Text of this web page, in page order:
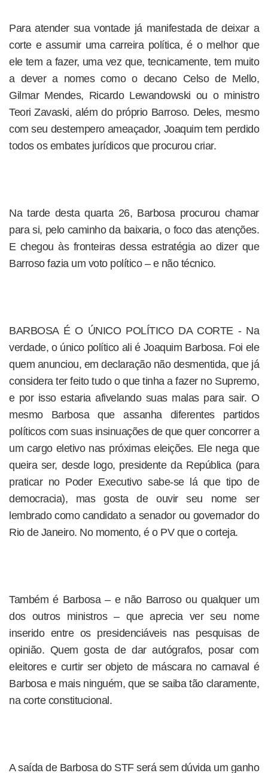
Para atender sua vontade já manifestada de deixar a
corte e assumir uma carreira política, é o melhor que
ele tem a fazer, uma vez que, tecnicamente, tem muito
a dever a nomes como o decano Celso de Mello,
Gilmar Mendes, Ricardo Lewandowski ou o ministro
Teori Zavaski, além do próprio Barroso. Deles, mesmo
com seu destempero ameaçador, Joaquim tem perdido
todos os embates jurídicos que procurou criar.
Na tarde desta quarta 26, Barbosa procurou chamar
para si, pelo caminho da baixaria, o foco das atenções.
E chegou às fronteiras dessa estratégia ao dizer que
Barroso fazia um voto político – e não técnico.
BARBOSA É O ÚNICO POLÍTICO DA CORTE - Na
verdade, o único político ali é Joaquim Barbosa. Foi ele
quem anunciou, em declaração não desmentida, que já
considera ter feito tudo o que tinha a fazer no Supremo,
e por isso estaria afivelando suas malas para sair. O
mesmo Barbosa que assanha diferentes partidos
políticos com suas insinuações de que quer concorrer a
um cargo eletivo nas próximas eleições. Ele nega que
queira ser, desde logo, presidente da República (para
praticar no Poder Executivo sabe-se lá que tipo de
democracia), mas gosta de ouvir seu nome ser
lembrado como candidato a senador ou governador do
Rio de Janeiro. No momento, é o PV que o corteja.
Também é Barbosa – e não Barroso ou qualquer um
dos outros ministros – que aprecia ver seu nome
inserido entre os presidenciáveis nas pesquisas de
opinião. Quem gosta de dar autógrafos, posar com
eleitores e curtir ser objeto de máscara no carnaval é
Barbosa e mais ninguém, que se saiba tão claramente,
na corte constitucional.
A saída de Barbosa do STF será sem dúvida um ganho